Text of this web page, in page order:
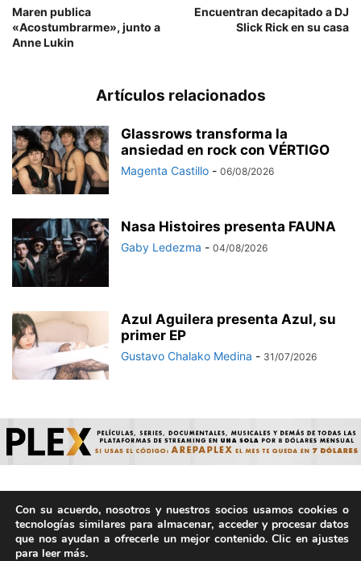
Maren publica
«Acostumbrarme», junto a
Anne Lukin
Encuentran decapitado a DJ
Slick Rick en su casa
Artículos relacionados
Glassrows transforma la
ansiedad en rock con VÉRTIGO
Magenta Castillo - 06/08/2026
Nasa Histoires presenta FAUNA
Gaby Ledezma - 04/08/2026
Azul Aguilera presenta Azul, su
primer EP
Gustavo Chalako Medina - 31/07/2026
© ArepaVolatil.Com 2021-2025 - Hecho por humanos, no por
IA. | Todos los derechos reservados.
Con su acuerdo, nosotros y nuestros socios usamos cookies o
tecnologías similares para almacenar, acceder y procesar datos
que nos ayudan a ofrecerle un mejor contenido. Clic en ajustes
para leer más.